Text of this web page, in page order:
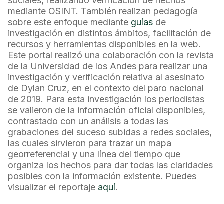
mediante OSINT. También realizan pedagogía
sobre este enfoque mediante guías de
investigación en distintos ámbitos, facilitación de
recursos y herramientas disponibles en la web.
Este portal realizó una colaboración con la revista
de la Universidad de los Andes para realizar una
investigación y verificación relativa al asesinato
de Dylan Cruz, en el contexto del paro nacional
de 2019. Para esta investigación los periodistas
se valieron de la información oficial disponibles,
contrastado con un análisis a todas las
grabaciones del suceso subidas a redes sociales,
las cuales sirvieron para trazar un mapa
georreferencial y una línea del tiempo que
organiza los hechos para dar todas las claridades
posibles con la información existente. Puedes
visualizar el reportaje aquí.